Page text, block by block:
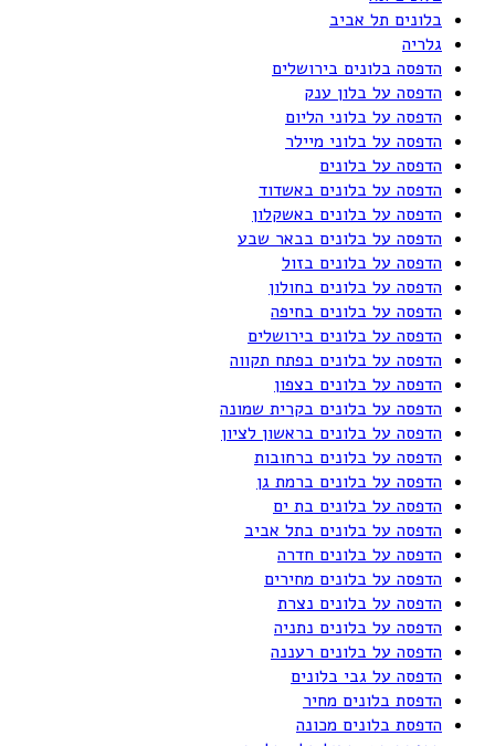
בלונים תל אביב
גלריה
הדפסה בלונים בירושלים
הדפסה על בלון ענק
הדפסה על בלוני הליום
הדפסה על בלוני מיילר
הדפסה על בלונים
הדפסה על בלונים באשדוד
הדפסה על בלונים באשקלון
הדפסה על בלונים בבאר שבע
הדפסה על בלונים בזול
הדפסה על בלונים בחולון
הדפסה על בלונים בחיפה
הדפסה על בלונים בירושלים
הדפסה על בלונים בפתח תקווה
הדפסה על בלונים בצפון
הדפסה על בלונים בקרית שמונה
הדפסה על בלונים בראשון לציון
הדפסה על בלונים ברחובות
הדפסה על בלונים ברמת גן
הדפסה על בלונים בת ים
הדפסה על בלונים בתל אביב
הדפסה על בלונים חדרה
הדפסה על בלונים מחירים
הדפסה על בלונים נצרת
הדפסה על בלונים נתניה
הדפסה על בלונים רעננה
הדפסה על גבי בלונים
הדפסת בלונים מחיר
הדפסת בלונים מכונה